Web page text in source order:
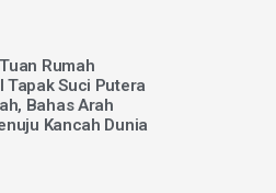
Rumah
Tapak Suci Putera
Bahas Arah
Kancah Dunia